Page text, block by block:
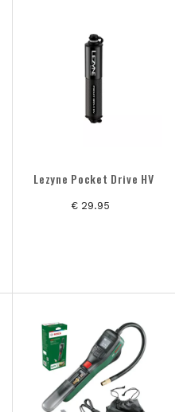
Lezyne Pocket Drive HV
€ 29.95